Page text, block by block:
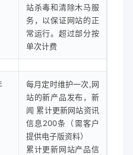
站杀毒和清除木马服
务，以保证网站的正
常运行。超过部分按
单次计费
每月定时维护一次,网
站的新产品发布，新
闻 累计更新网站资讯
信息200条（需客户
提供电子版资料）
累计更新网站产品信